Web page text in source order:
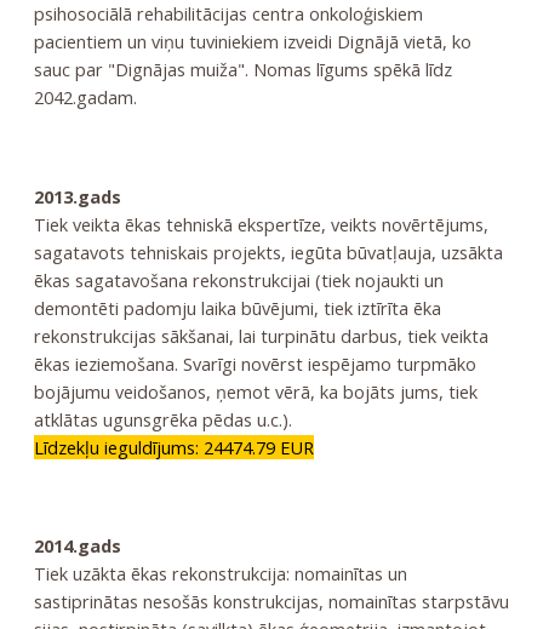
psihosociālā rehabilitācijas centra onkoloģiskiem
pacientiem un viņu tuviniekiem izveidi Dignājā vietā, ko
sauc par "Dignājas muiža". Nomas līgums spēkā līdz
2042.gadam.
2013.gads
Tiek veikta ēkas tehniskā ekspertīze, veikts novērtējums,
sagatavots tehniskais projekts, iegūta būvatļauja, uzsākta
ēkas sagatavošana rekonstrukcijai (tiek nojaukti un
demontēti padomju laika būvējumi, tiek iztīrīta ēka
rekonstrukcijas sākšanai, lai turpinātu darbus, tiek veikta
ēkas ieziemošana. Svarīgi novērst iespējamo turpmāko
bojājumu veidošanos, ņemot vērā, ka bojāts jums, tiek
atklātas ugunsgrēka pēdas u.c.).
Līdzekļu ieguldījums: 24474.79 EUR
2014.gads
Tiek uzākta ēkas rekonstrukcija: nomainītas un
sastiprinātas nesošās konstrukcijas, nomainītas starpstāvu